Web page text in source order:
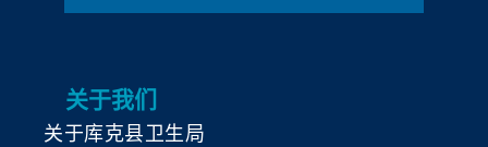
关于我们
关于库克县卫生局